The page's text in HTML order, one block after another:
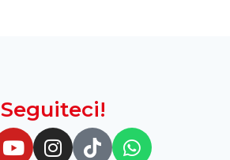
Seguiteci!